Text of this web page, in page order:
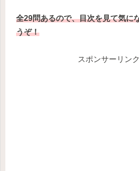
全29問あるので、目次を見て気に
うぞ！
スポンサーリンク